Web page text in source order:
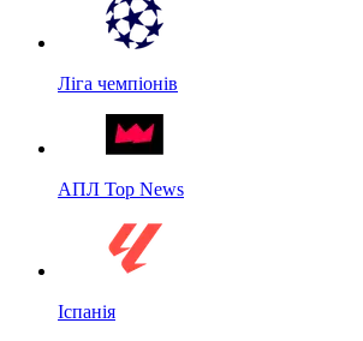
Ліга чемпіонів
АПЛ Top News
Іспанія